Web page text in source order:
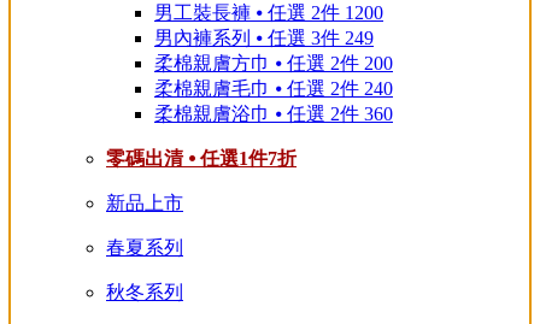
男工裝長褲 ⦁ 任選 2件 1200
男內褲系列 ⦁ 任選 3件 249
柔棉親膚方巾 ⦁ 任選 2件 200
柔棉親膚毛巾 ⦁ 任選 2件 240
柔棉親膚浴巾 ⦁ 任選 2件 360
零碼出清 ⦁ 任選1件7折
新品上市
春夏系列
秋冬系列